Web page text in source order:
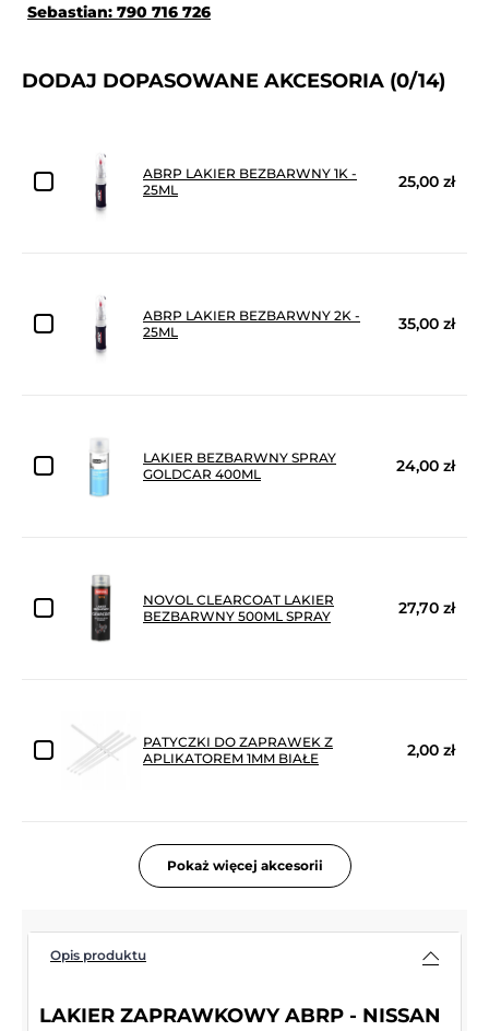
Sebastian: 790 716 726
DODAJ DOPASOWANE AKCESORIA (0/14)
ABRP LAKIER BEZBARWNY 1K -
25ML
25,00 zł
ABRP LAKIER BEZBARWNY 2K -
25ML
35,00 zł
LAKIER BEZBARWNY SPRAY
GOLDCAR 400ML
24,00 zł
NOVOL CLEARCOAT LAKIER
BEZBARWNY 500ML SPRAY
27,70 zł
PATYCZKI DO ZAPRAWEK Z
APLIKATOREM 1MM BIAŁE
2,00 zł
Pokaż więcej akcesorii
Opis produktu
LAKIER ZAPRAWKOWY ABRP - NISSAN